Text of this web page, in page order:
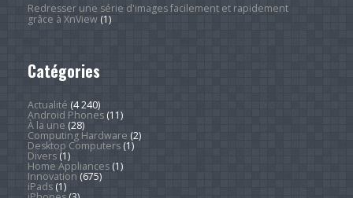
Redresser une série d'images facilement et rapidement
grâce à XnView(1)
Catégories
Actualité (4 240)
Android Phones(11)
À la une (28)
Computing Hardware (2)
Desktop Computers(1)
Divers(1)
Home Appliances(1)
Innovation (675)
iPads(1)